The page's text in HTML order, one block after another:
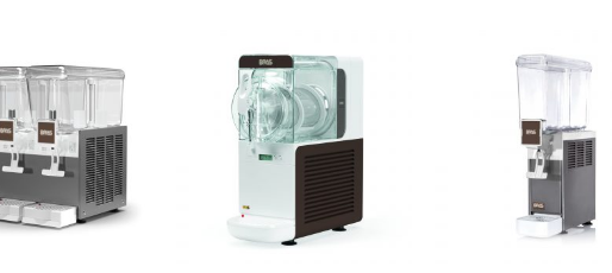
Aggiungi
alla lista
dei
desideri
Aggiungi
alla lista
desideri